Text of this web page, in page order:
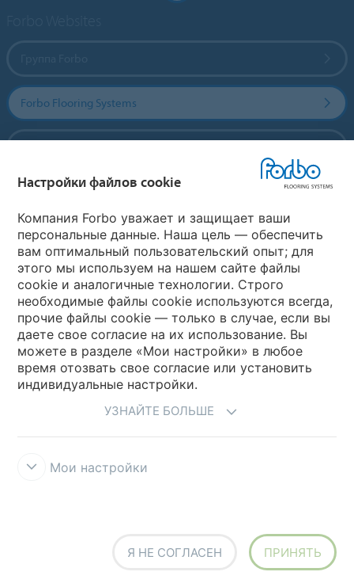
Forbo Flooring Systems
Выберите страну
Выберите вашу страну
My Forbo
Где купить
Настройки файлов cookie
Компания Forbo уважает и защищает ваши
персональные данные. Наша цель — обеспечить
вам оптимальный пользовательский опыт; для
этого мы используем на нашем сайте файлы
cookie и аналогичные технологии. Строго
необходимые файлы cookie используются всегда,
прочие файлы cookie — только в случае, если вы
даете свое согласие на их использование. Вы
можете в разделе «Мои настройки» в любое
время отозвать свое согласие или установить
индивидуальные настройки.
УЗНАЙТЕ БОЛЬШЕ
Мои настройки
Я НЕ СОГЛАСЕН ПРИНЯТЬ